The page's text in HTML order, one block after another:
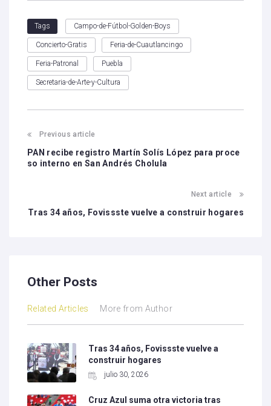
Tags Campo-de-Fútbol-Golden-Boys
Concierto-Gratis Feria-de-Cuautlancingo
Feria-Patronal Puebla
Secretaria-de-Arte-y-Cultura
Previous article
PAN recibe registro Martín Solís López para proce
so interno en San Andrés Cholula
Next article
Tras 34 años, Fovissste vuelve a construir hogares
Other Posts
Related Articles More from Author
Tras 34 años, Fovissste vuelve a
construir hogares
julio 30, 2026
Cruz Azul suma otra victoria tras